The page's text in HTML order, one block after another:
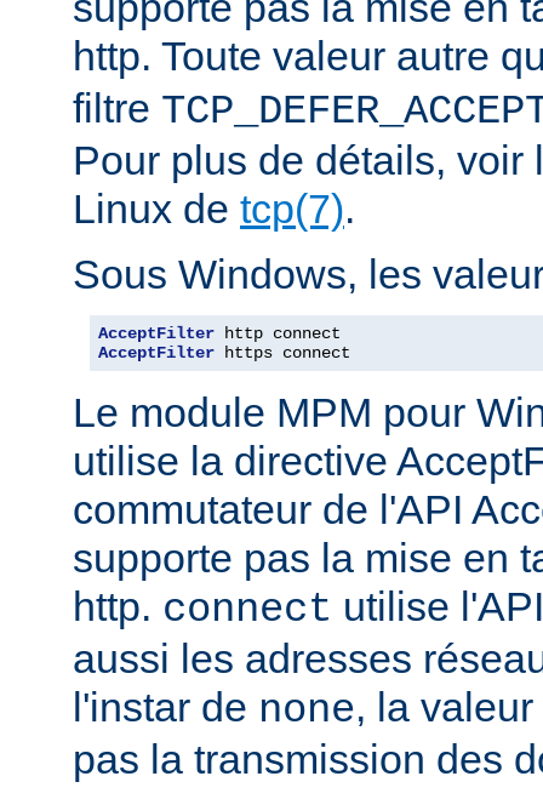
http. Toute valeur autre
filtre
Pour plus de détails, voir
Linux de tcp(7).
Sous Windows, les
AcceptFilter
AcceptFilter https connect
Le module MPM pour
utilise la directive
commutateur de l'API
supporte pas la mise en
http. connect utilise
aussi les adresses
l'instar de none, la valeur
pas la transmission des